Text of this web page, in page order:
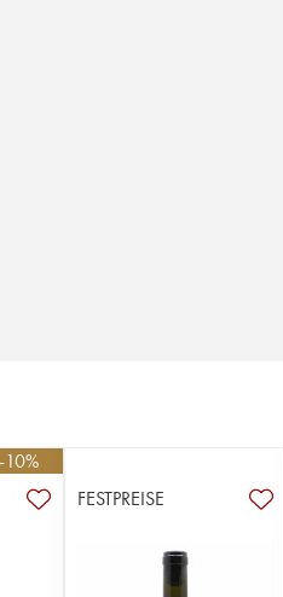
FESTPREISE